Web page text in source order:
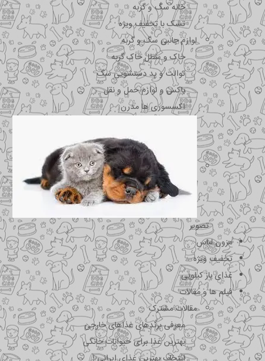
خانه سگ و گربه
تشک با تخفیف ویژه
لوازم جانبی سگ و گربه
خاک و سطل خاک گربه
توالت و پد دستشویی سگ
باکس و لوازم حمل و نقل
اکسسوری ها مدرن
تصویر
مزون لباس
تخفیف ویژه
غذای باز کیلویی
فیلم ها و مقالات
مقالات مشترک
معرفی برندهای غذاهای خارجی
بهترین غذا برای حیوانات خانگی